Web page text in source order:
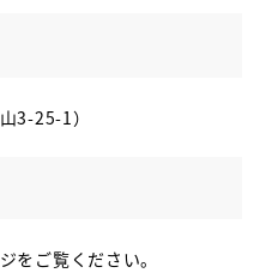
3-25-1）
をご覧ください。